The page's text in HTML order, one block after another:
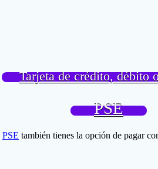
Tarjeta de crédito, débito
PSE
PSE también tienes la opción de pagar